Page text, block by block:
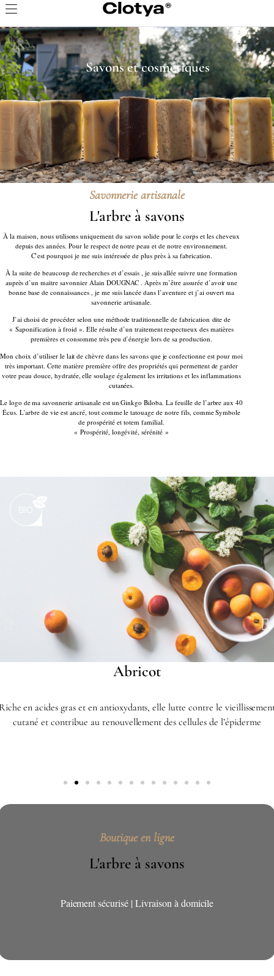
Savons et cosmétiques
Savonnerie artisanale
L'arbre à savons
À la maison, nous utilisons uniquement du savon solide pour le corps et les cheveux
depuis des années. Pour le respect de notre peau et de notre environnement.
C’est pourquoi je me suis intéressée de plus près à sa fabrication.
À la suite de beaucoup de recherches et d’essais , je suis allée suivre une formation
auprès d’un maitre savonnier Alain DOUGNAC . Après m’être assurée d’avoir une
bonne base de connaissances , je me suis lancée dans l’aventure et j’ai ouvert ma
savonnerie artisanale.
J’ai choisi de procéder selon une méthode traditionnelle de fabrication dite de
« Saponification à froid ». Elle résulte d’un traitement respectueux des matières
premières et consomme très peu d’énergie lors de sa production.
Mon choix d’utiliser le lait de chèvre dans les savons que je confectionne est pour moi
très important. Cette matière première offre des propriétés qui permettent de garder
votre peau douce, hydratée, elle soulage également les irritations et les inflammations
cutanées.
Le logo de ma savonnerie artisanale est un Ginkgo Biloba. La feuille de l’arbre aux 40
Écus. L’arbre de vie est ancré, tout comme le tatouage de notre fils, comme Symbole
de prospérité et totem familial.
« Prospérité, longévité, sérénité »
Abricot
en acides gras et en antioxydants, elle lutte contre le
cutané et contribue au renouvellement des cellules de l’épiderme
Boutique en ligne
L'arbre à savons
Paiement sécurisé | Livraison à domicile